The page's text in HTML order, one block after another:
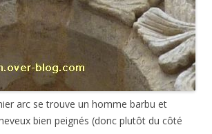
arc se trouve un homme barbu et
bien peignés (donc plutôt du côté